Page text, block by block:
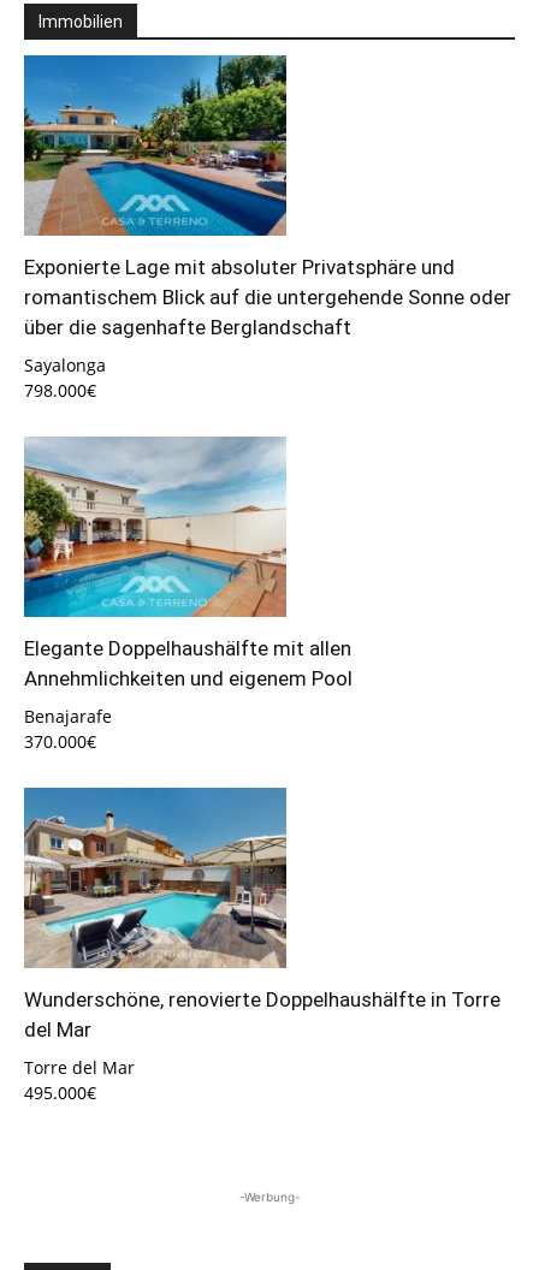
Immobilien
Exponierte Lage mit absoluter Privatsphäre und
romantischem Blick auf die untergehende Sonne oder
über die sagenhafte Berglandschaft
Sayalonga
798.000€
Elegante Doppelhaushälfte mit allen
Annehmlichkeiten und eigenem Pool
Benajarafe
370.000€
Wunderschöne, renovierte Doppelhaushälfte in Torre
del Mar
Torre del Mar
495.000€
-Werbung-